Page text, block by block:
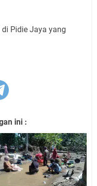
Pidie Jaya yang
ini :